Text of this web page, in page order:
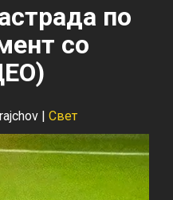
по
со
| Свет